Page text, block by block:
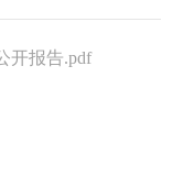
开报告.pdf